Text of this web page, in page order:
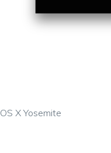
OS X Yosemite